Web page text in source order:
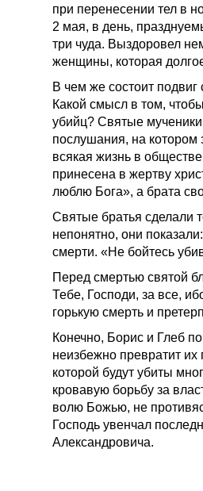
при перенесении тел в
2 мая, в день,
три чуда. Выздоровел
женщины, которая
В чем же состоит
Какой смысл в том,
убийц? Святые
послушания, на котором
всякая жизнь в
принесена в жертву
люблю Бога», а брата
Святые братья сделали
непонятно, они
смерти. «Не бойтесь
Перед смертью святой
Тебе, Господи, за все,
горькую смерть и
Конечно, Борис и Глеб
неизбежно превратит
которой будут убиты
кровавую борьбу за
волю Божью, не
Господь увенчал
Александровича.